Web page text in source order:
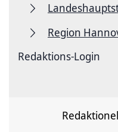
Region
Redaktions-Login